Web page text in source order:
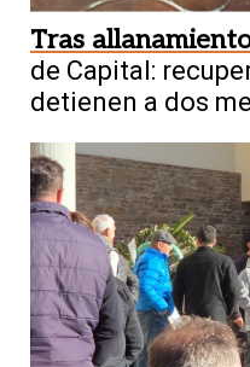
Tras
de Capital:
detienen a dos